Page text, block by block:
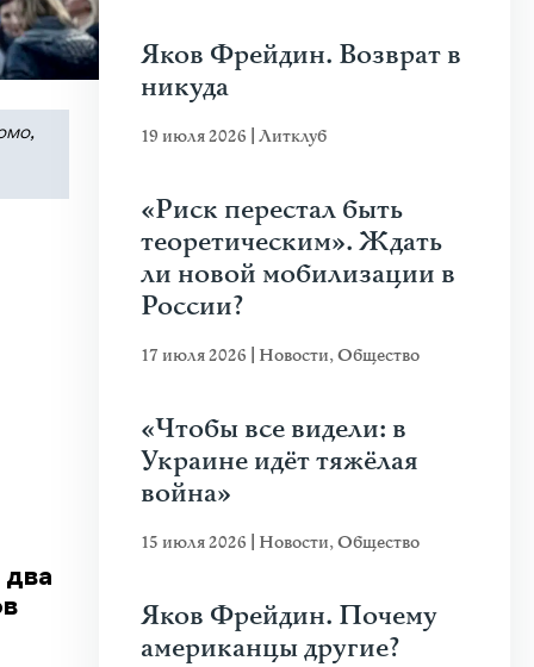
два
Яков Фрейдин. Возврат в
никуда
19 июля 2026 Литклуб
«Риск перестал быть
теоретическим». Ждать
ли новой мобилизации в
России?
17 июля 2026 Новости,Общество
«Чтобы все видели: в
Украине идёт тяжёлая
война»
15 июля 2026 Новости,Общество
Яков Фрейдин. Почему
американцы другие?